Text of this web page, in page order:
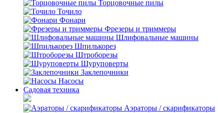
Торцовочные пилы
Точило
Фонари
Фрезеры и триммеры
Шлифовальные машины
Шпилькорез
Штроборезы
Шуруповерты
Заклепочники
Насосы
Садовая техника
Аэраторы / скарификаторы